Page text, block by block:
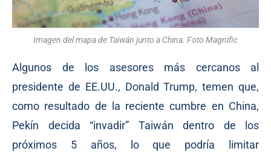
Imagen del mapa de Taiwán junto a China. Foto Magnific
Algunos de los asesores más cercanos al
presidente de EE.UU., Donald Trump, temen que,
como resultado de la reciente cumbre en China,
Pekín decida “invadir” Taiwán dentro de los
próximos 5 años, lo que podría limitar